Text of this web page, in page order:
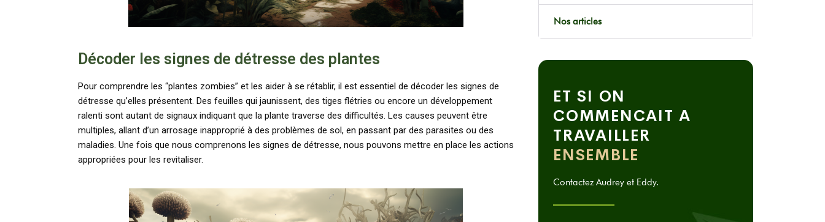
Décoder les signes de détresse des plantes
Pour comprendre les “plantes zombies” et les aider à se rétablir, il est essentiel de décoder les signes de
détresse qu’elles présentent. Des feuilles qui jaunissent, des tiges flétries ou encore un développement
ralenti sont autant de signaux indiquant que la plante traverse des difficultés. Les causes peuvent être
multiples, allant d’un arrosage inapproprié à des problèmes de sol, en passant par des parasites ou des
maladies. Une fois que nous comprenons les signes de détresse, nous pouvons mettre en place les actions
appropriées pour les revitaliser.
Nos articles
ET SI ON
COMMENCAIT A
TRAVAILLER
ENSEMBLE
Contactez Audrey et Eddy.